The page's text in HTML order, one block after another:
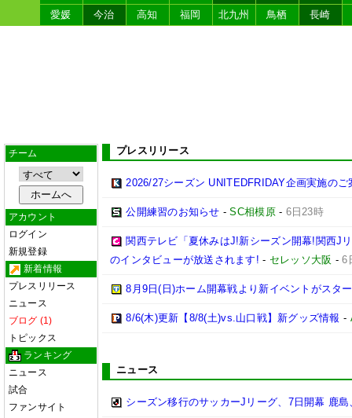
愛媛
今治 高知 福岡 北九州 鳥栖 長崎
チーム
アカウント
ログイン
新規登録
新着情報
プレスリリース
ニュース
ブログ (1)
トピックス
ランキング
ニュース
試合
ファンサイト
プレスリリース
2026/27シーズン UNITEDFRIDAY企画実施のご
公開練習のお知らせ -SC相模原- 6日23時
関西テレビ「夏休みはJ!新シーズン開幕!関西J
のインタビューが放送されます! - セレッソ大阪 -6
8月9日(日)ホーム開幕戦より新イベントがスタ
8/6(木)更新【8/8(土)vs.山口戦】新グッズ情報 -
ニュース
シーズン移行のサッカーJリーグ、7日開幕 鹿